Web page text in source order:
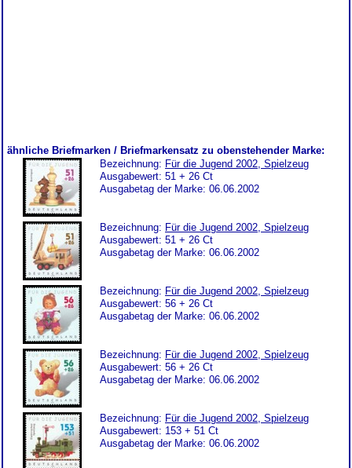
ähnliche Briefmarken / Briefmarkensatz zu obenstehender Marke:
Bezeichnung: Für die Jugend 2002, Spielzeug
Ausgabewert: 51 + 26 Ct
Ausgabetag der Marke: 06.06.2002
Bezeichnung: Für die Jugend 2002, Spielzeug
Ausgabewert: 51 + 26 Ct
Ausgabetag der Marke: 06.06.2002
Bezeichnung: Für die Jugend 2002, Spielzeug
Ausgabewert: 56 + 26 Ct
Ausgabetag der Marke: 06.06.2002
Bezeichnung: Für die Jugend 2002, Spielzeug
Ausgabewert: 56 + 26 Ct
Ausgabetag der Marke: 06.06.2002
Bezeichnung: Für die Jugend 2002, Spielzeug
Ausgabewert: 153 + 51 Ct
Ausgabetag der Marke: 06.06.2002